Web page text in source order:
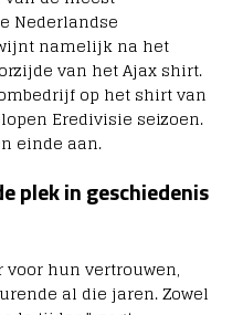
Nederlandse
namelijk na het
van het Ajax shirt.
op het shirt van
Eredivisie seizoen.
einde aan.
plek in geschiedenis
voor hun vertrouwen,
al die jaren. Zowel